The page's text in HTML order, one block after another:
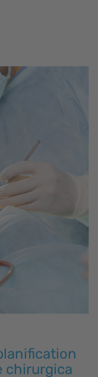
chirurgica